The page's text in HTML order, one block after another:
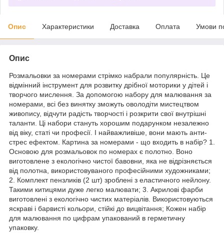
Опис Характеристики Доставка Оплата Умови
Опис
Розмальовки за номерами стрімко набрали популярність. Це
відмінний інструмент для розвитку дрібної моторики у дітей і
творчого мислення. За допомогою набору для малювання за
номерами, всі без винятку зможуть оволодіти мистецтвом
живопису, відчути радість творчості і розкрити свої внутрішні
таланти. Ці набори стануть хорошим подарунком незалежно
від віку, статі чи професії. І найважливіше, вони мають анти-
стрес ефектом. Картина за номерами - що входить в набір? 1.
Основою для розмальовок по номерах є полотно. Воно
виготовлене з екологічно чистої бавовни, яка не відрізняється
від полотна, використовуваного професійними художниками;
2. Комплект пензликів (2 шт) зроблені з еластичного нейлону.
Такими китицями дуже легко малювати; 3. Акрилові фарби
виготовлені з екологічно чистих матеріалів. Використовуються
яскраві і барвисті кольори, стійкі до вицвітання; Кожен набір
для малювання по цифрам упакований в герметичну
упаковку.